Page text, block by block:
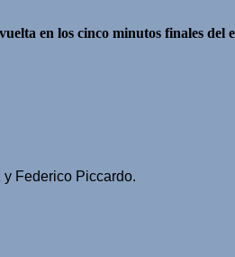
en los cinco minutos finales
Federico Piccardo.